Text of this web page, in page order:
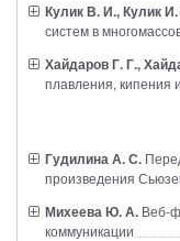
Кулик В. И., Кулик
систем в
Хайдаров Г. Г.,
плавления, кипения
Гудилина А. С.
произведения
Михеева Ю. А. Веб-
коммуникации